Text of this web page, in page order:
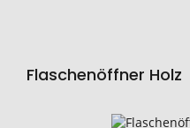
Flaschenöffner Holz